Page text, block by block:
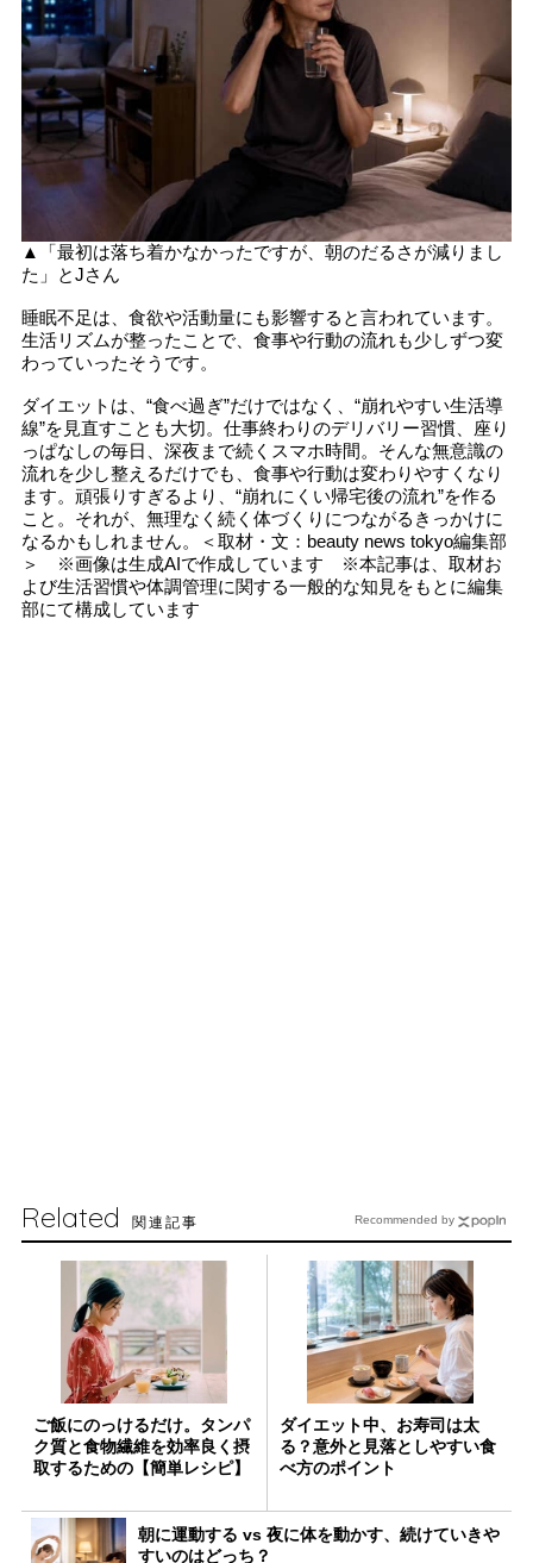
▲「最初は落ち着かなかったですが、朝のだるさが減りまし
た」とJさん
睡眠不足は、食欲や活動量にも影響すると言われています。
生活リズムが整ったことで、食事や行動の流れも少しずつ変
わっていったそうです。
ダイエットは、“食べ過ぎ”だけではなく、“崩れやすい生活導
線”を見直すことも大切。仕事終わりのデリバリー習慣、座り
っぱなしの毎日、深夜まで続くスマホ時間。そんな無意識の
流れを少し整えるだけでも、食事や行動は変わりやすくなり
ます。頑張りすぎるより、“崩れにくい帰宅後の流れ”を作る
こと。それが、無理なく続く体づくりにつながるきっかけに
なるかもしれません。＜取材・文：beauty news tokyo編集部
＞ ※画像は生成AIで作成しています ※本記事は、取材お
よび生活習慣や体調管理に関する一般的な知見をもとに編集
部にて構成しています
Related 関連記事
ご飯にのっけるだけ。タンパ
ク質と食物繊維を効率良く摂
取するための【簡単レシピ】
ダイエット中、お寿司は太
る？意外と見落としやすい食
べ方のポイント
朝に運動する vs 夜に体を動かす、続けていきや
すいのはどっち？
Recommended by